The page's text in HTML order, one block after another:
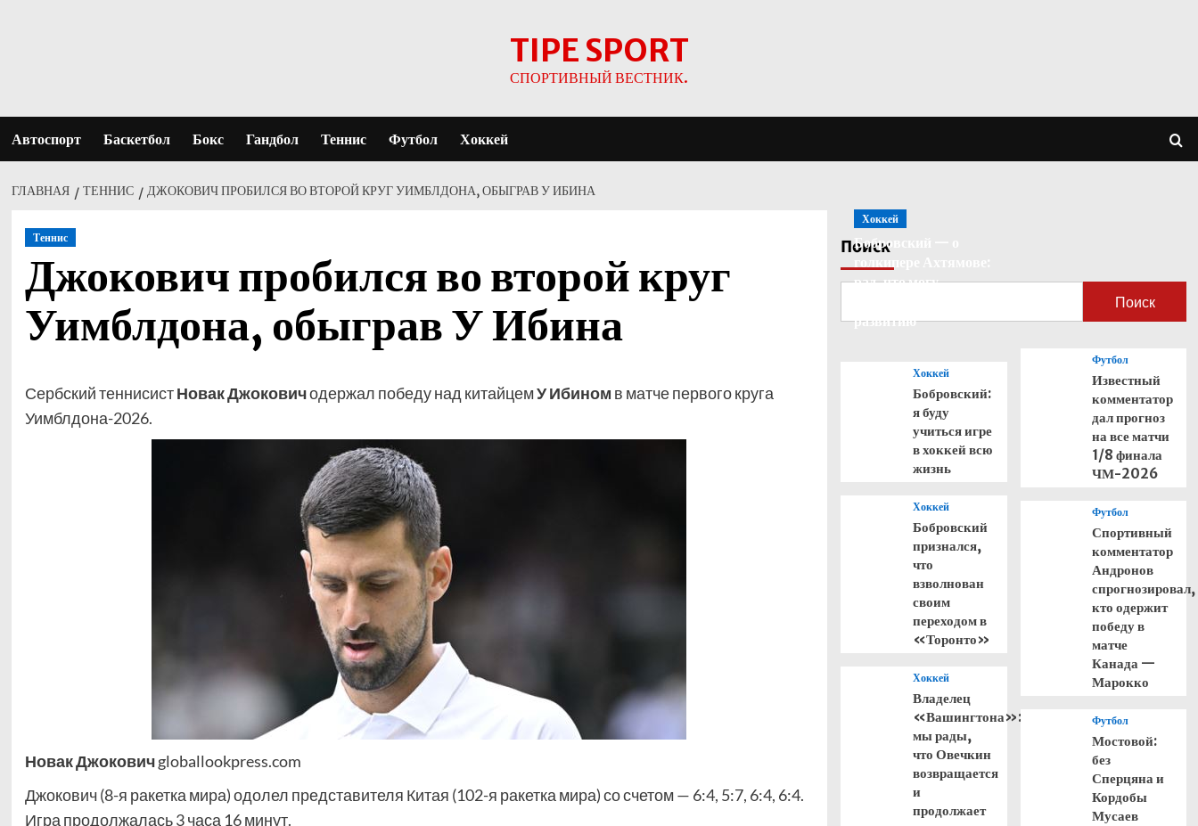
TIPE SPORT
СПОРТИВНЫЙ ВЕСТНИК.
Автоспорт Баскетбол Бокс Гандбол Теннис Футбол Хоккей
ГЛАВНАЯ ТЕННИС ДЖОКОВИЧ ПРОБИЛСЯ ВО ВТОРОЙ КРУГ УИМБЛДОНА, ОБЫГРАВ У ИБИНА
Теннис
Джокович пробился во второй круг
Уимблдона, обыграв У Ибина
Сербский теннисистНовак Джоковичодержал победу над китайцемУ Ибином в матче первого круга
Уимблдона-2026.
Новак Джоковичgloballookpress.com
Джокович (8-я ракетка мира) одолел представителя Китая (102-я ракетка мира) со счетом — 6:4, 5:7, 6:4, 6:4.
Игра продолжалась 3 часа 16 минут.
Поиск
Поиск
Хоккей
Бобровский — о
рад, что могу
развитию
Хоккей
Бобровский:
я буду
учиться игре
в хоккей всю
жизнь
Хоккей
Бобровский
признался,
что
взволнован
своим
переходом в
«Торонто»
Хоккей
Владелец
«Вашингтона»:
мы рады,
что Овечкин
возвращается
и
продолжает
Футбол
Известный
комментатор
дал прогноз
на все матчи
1/8 финала
ЧМ-2026
Футбол
Спортивный
комментатор
Андронов
спрогнозировал,
кто одержит
победу в
матче
Канада —
Марокко
Футбол
Мостовой:
без
Сперцяна и
Кордобы
Мусаев